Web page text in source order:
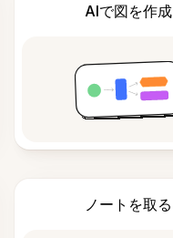
AIで図を作成
ノートを取る